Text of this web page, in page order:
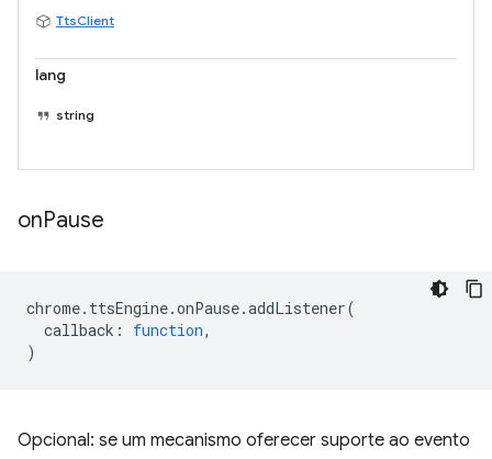
TtsClient
lang
string
onPause
chrome. ttsEngine.onPause.addListener(
callback : function,
)
Opcional: se um mecanismo oferecer suporte ao evento